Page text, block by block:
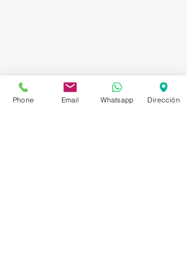
Phone Email Whatsapp Dirección